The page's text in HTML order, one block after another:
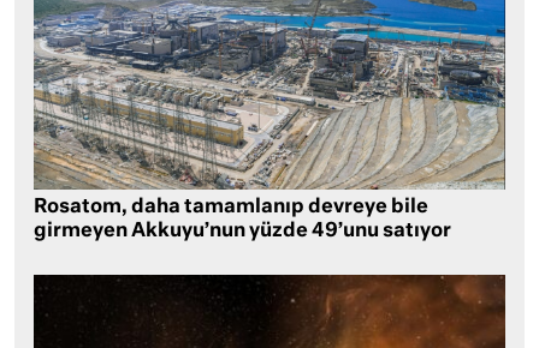
Rosatom, daha tamamlanıp devreye bile
girmeyen Akkuyu’nun yüzde 49’unu satıyor